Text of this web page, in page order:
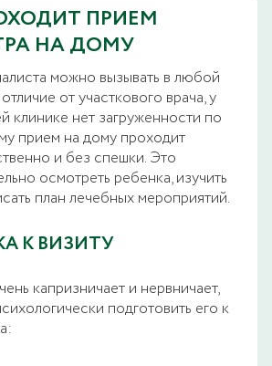
ПРИЕМ
НА ДОМУ
можно вызывать в любой
от участкового врача, у
клинике нет загруженности по
прием на дому проходит
и без спешки. Это
осмотреть ребенка, изучить
план лечебных мероприятий.
К ВИЗИТУ
капризничает и нервничает,
подготовить его к